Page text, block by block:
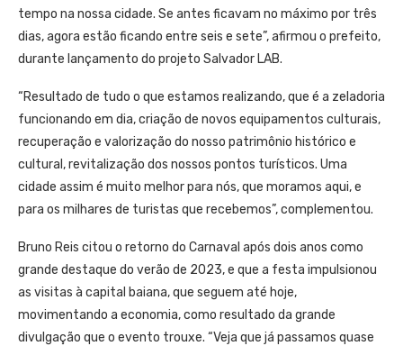
tempo na nossa cidade. Se antes ficavam no máximo por três
dias, agora estão ficando entre seis e sete”, afirmou o prefeito,
durante lançamento do projeto Salvador LAB.
“Resultado de tudo o que estamos realizando, que é a zeladoria
funcionando em dia, criação de novos equipamentos culturais,
recuperação e valorização do nosso patrimônio histórico e
cultural, revitalização dos nossos pontos turísticos. Uma
cidade assim é muito melhor para nós, que moramos aqui, e
para os milhares de turistas que recebemos”, complementou.
Bruno Reis citou o retorno do Carnaval após dois anos como
grande destaque do verão de 2023, e que a festa impulsionou
as visitas à capital baiana, que seguem até hoje,
movimentando a economia, como resultado da grande
divulgação que o evento trouxe. “Veja que já passamos quase